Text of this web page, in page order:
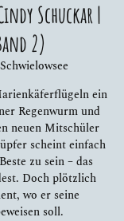
Schuckar |
2)
Schwielowsee
ein
Regenwurm und
neuen Mitschüler
scheint einfach
zu sein – das
Doch plötzlich
wo er seine
soll.